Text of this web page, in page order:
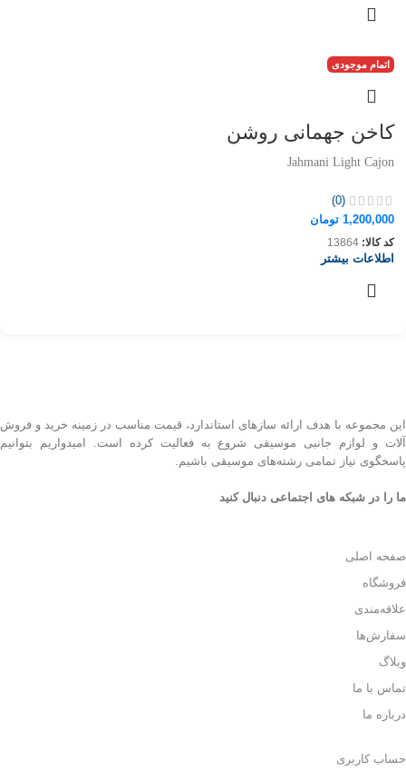
اتمام موجودی
کاخن جهمانی روشن
Jahmani Light Cajon
(0)
1,200,000 تومان
کد کالا: 13864
اطلاعات بیشتر
این مجموعه با هدف ارائه سازهای استاندارد، قیمت مناسب در زمینه خرید و فروش
آلات و لوازم جانبی موسیقی شروع به فعالیت کرده است. امیدواریم بتوانیم
پاسخگوی نیاز تمامی رشته‌های موسیقی باشیم.
ما را در شبکه های اجتماعی دنبال کنید
صفحه اصلی
فروشگاه
علاقه‌مندی
سفارش‌ها
وبلاگ
تماس با ما
درباره ما
حساب کاربری